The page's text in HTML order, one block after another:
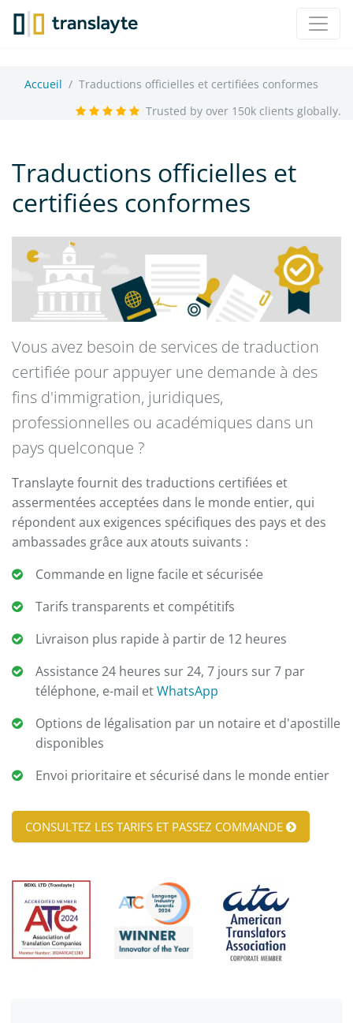
Accueil
Traductions officielles et certifiées conformes
Trusted by over 150k clients globally.
Traductions officielles et
certifiées conformes
Vous avez besoin de services de traduction
certifiée pour appuyer une demande à des
fins d'immigration, juridiques,
professionnelles ou académiques dans un
pays quelconque ?
Translayte fournit des traductions certifiées et
assermentées acceptées dans le monde entier, qui
répondent aux exigences spécifiques des pays et des
ambassades grâce aux atouts suivants :
Commande en ligne facile et sécurisée
Tarifs transparents et compétitifs
Livraison plus rapide à partir de 12 heures
Assistance 24 heures sur 24, 7 jours sur 7 par
téléphone, e-mail etWhatsApp
Options de légalisation par un notaire et d'apostille
disponibles
Envoi prioritaire et sécurisé dans le monde entier
CONSULTEZ LES TARIFS ET PASSEZ COMMANDE